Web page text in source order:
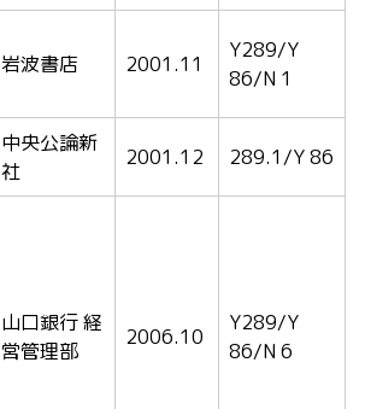
岩波書店 2001.11
Y289/Y
86/N 1
中央公論新
社
2001.12 289.1/Y 86
山口銀行 経
営管理部
2006.10
Y289/Y
86/N 6